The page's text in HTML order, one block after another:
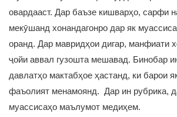
овардааст. Дар баъзе кишварҳо, сарфи
мекӯшанд хонандагонро дар як
оранд. Дар мавридҳои дигар, манфиати
ҷойи аввал гузошта мешавад. Бинобар
давлатҳо мактабҳое ҳастанд, ки барои
фаъолият менамоянд. Дар ин рубрика,
муассисаҳо маълумот медиҳем.